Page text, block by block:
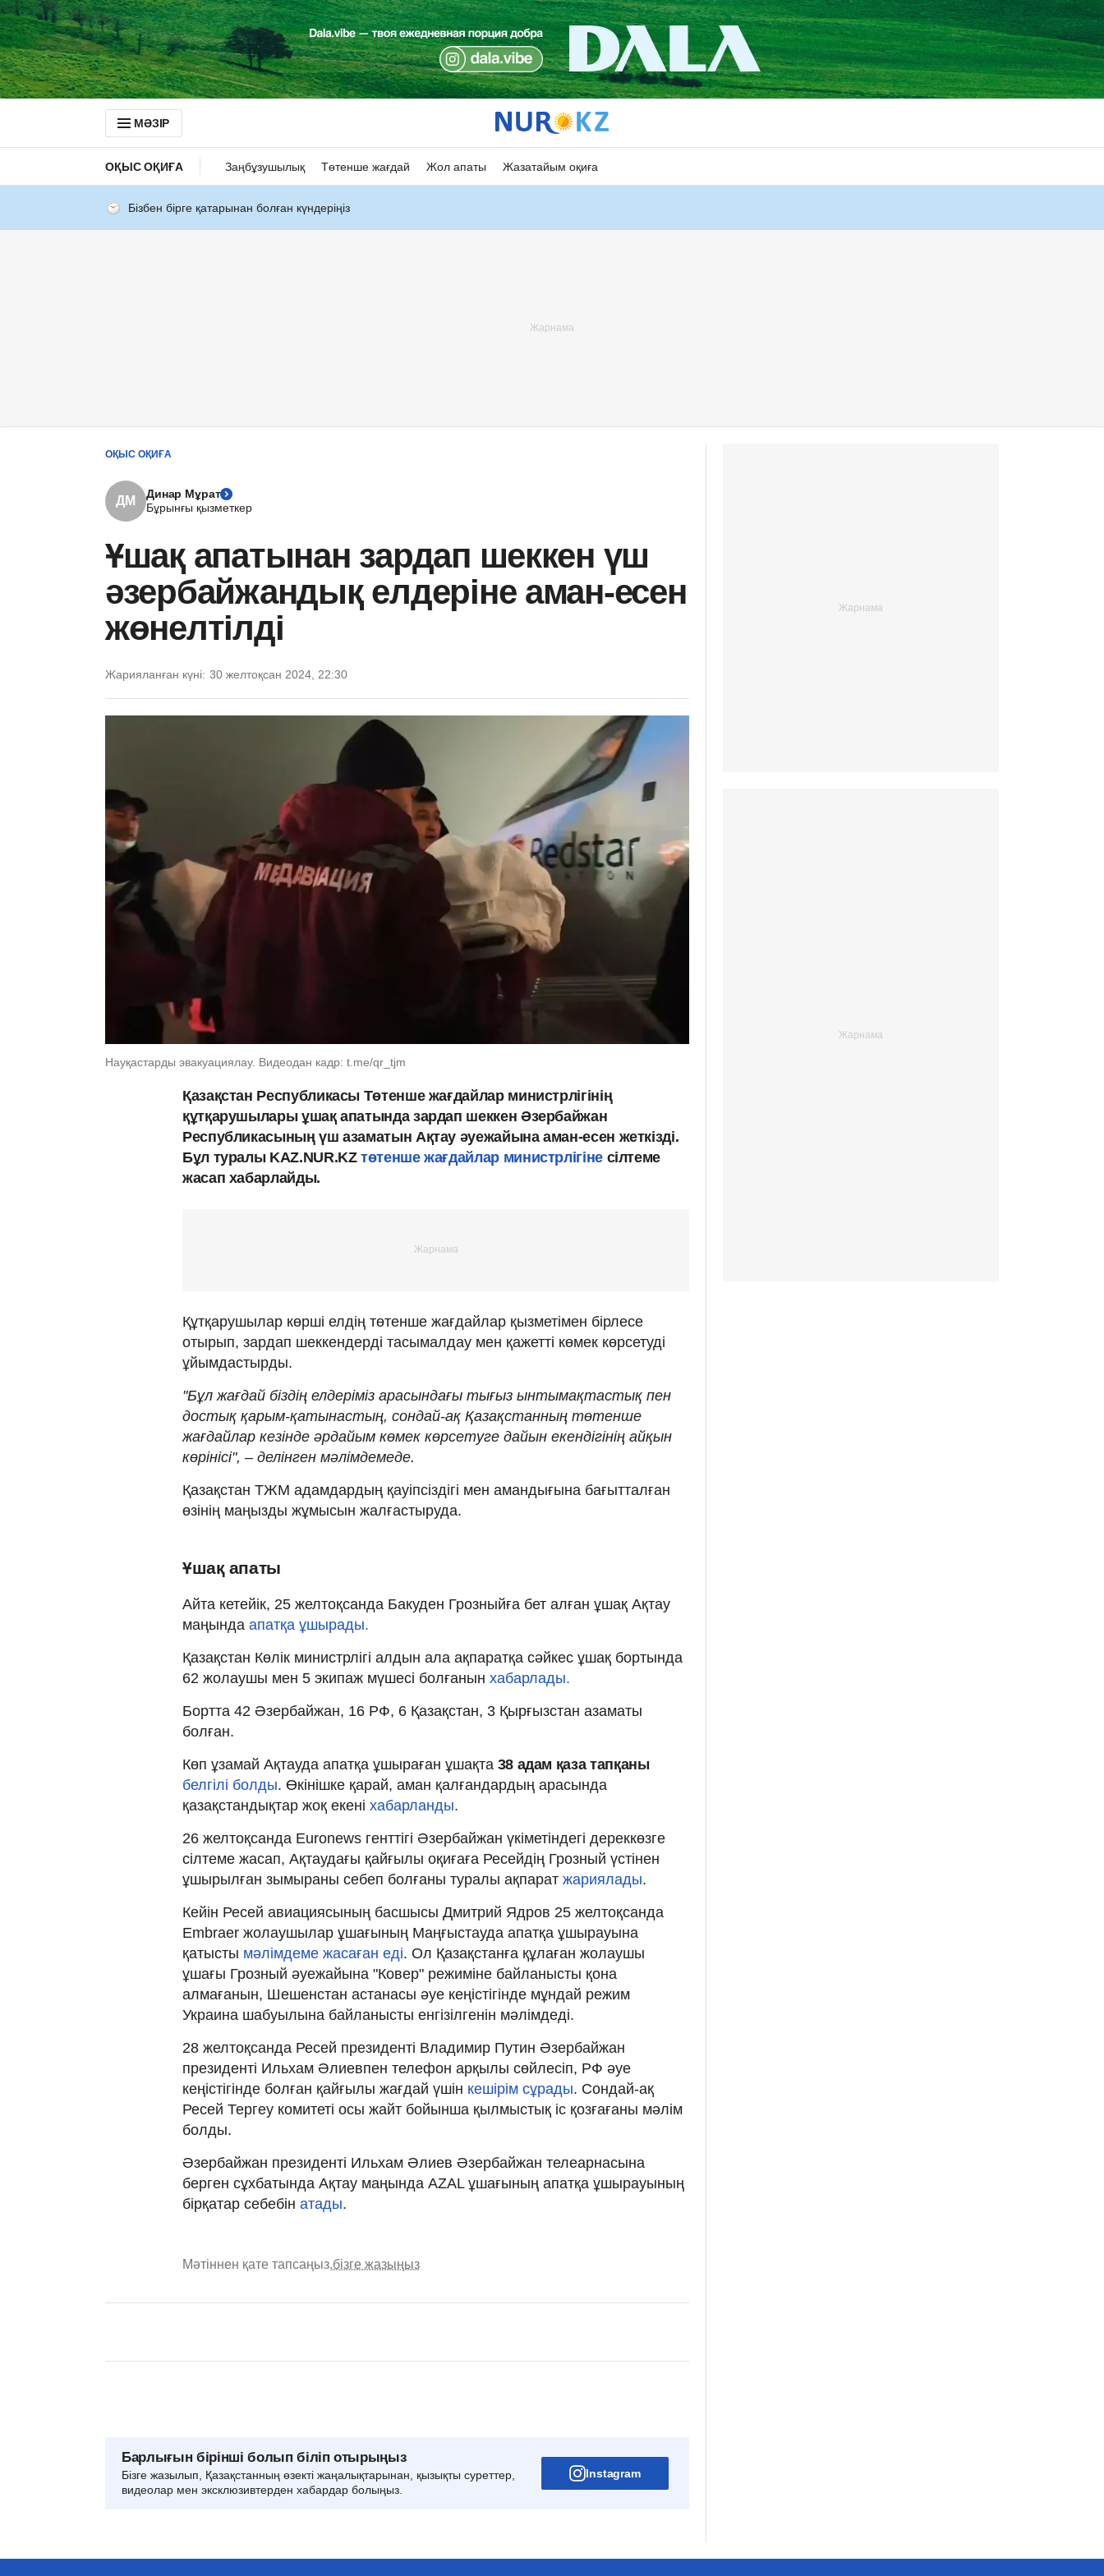
МӘЗІР
ОҚЫС ОҚИҒА Заңбұзушылық Төтенше жағдай Жол апаты Жазатайым оқиға
Бізбен бірге қатарынан болған күндеріңіз
ОҚЫС ОҚИҒА
ДМ
Динар Мұрат
Бұрынғы қызметкер
Ұшақ апатынан зардап шеккен үш
әзербайжандық елдеріне аман-есен
жөнелтілді
Жарияланған күні: 30 желтоқсан 2024, 22:30
Науқастарды эвакуациялау. Видеодан кадр: t.me/qr_tjm
Қазақстан Республикасы Төтенше жағдайлар министрлігінің
құтқарушылары ұшақ апатында зардап шеккен Әзербайжан
Республикасының үш азаматын Ақтау әуежайына аман-есен жеткізді.
Бұл туралы KAZ.NUR.KZтөтенше жағдайлар министрлігінесілтеме
жасап хабарлайды.
Құтқарушылар көрші елдің төтенше жағдайлар қызметімен бірлесе
отырып, зардап шеккендерді тасымалдау мен қажетті көмек көрсетуді
ұйымдастырды.
"Бұл жағдай біздің елдеріміз арасындағы тығыз ынтымақтастық пен
достық қарым-қатынастың, сондай-ақ Қазақстанның төтенше
жағдайлар кезінде әрдайым көмек көрсетуге дайын екендігінің айқын
көрінісі", – делінген мәлімдемеде.
Қазақстан ТЖМ адамдардың қауіпсіздігі мен амандығына бағытталған
өзінің маңызды жұмысын жалғастыруда.
Ұшақ апаты
Айта кетейік, 25 желтоқсанда Бакуден Грозныйға бет алған ұшақ Ақтау
маңында апатқа ұшырады.
Қазақстан Көлік министрлігі алдын ала ақпаратқа сәйкес ұшақ бортында
62 жолаушы мен 5 экипаж мүшесі болғанын хабарлады.
Бортта 42 Әзербайжан, 16 РФ, 6 Қазақстан, 3 Қырғызстан азаматы
болған.
Көп ұзамай Ақтауда апатқа ұшыраған ұшақта 38 адам қаза тапқаны
белгілі болды. Өкінішке қарай, аман қалғандардың арасында
қазақстандықтар жоқ екені хабарланды.
26 желтоқсанда Euronews генттігі Әзербайжан үкіметіндегі дереккөзге
сілтеме жасап, Ақтаудағы қайғылы оқиғаға Ресейдің Грозный үстінен
ұшырылған зымыраны себеп болғаны туралы ақпарат жариялады.
Кейін Ресей авиациясының басшысы Дмитрий Ядров 25 желтоқсанда
Embraer жолаушылар ұшағының Маңғыстауда апатқа ұшырауына
қатысты мәлімдеме жасаған еді. Ол Қазақстанға құлаған жолаушы
ұшағы Грозный әуежайына "Ковер" режиміне байланысты қона
алмағанын, Шешенстан астанасы әуе кеңістігінде мұндай режим
Украина шабуылына байланысты енгізілгенін мәлімдеді.
28 желтоқсанда Ресей президенті Владимир Путин Әзербайжан
президенті Ильхам Әлиевпен телефон арқылы сөйлесіп, РФ әуе
кеңістігінде болған қайғылы жағдай үшін кешірім сұрады. Сондай-ақ
Ресей Тергеу комитеті осы жайт бойынша қылмыстық іс қозғағаны мәлім
болды.
Әзербайжан президенті Ильхам Әлиев Әзербайжан телеарнасына
берген сұхбатында Ақтау маңында AZAL ұшағының апатқа ұшырауының
бірқатар себебін атады.
Мәтіннен қате тапсаңыз,бізге жазыңыз
Барлығын бірінші болып біліп отырыңыз
Бізге жазылып, Қазақстанның өзекті жаңалықтарынан, қызықты суреттер,
видеолар мен эксклюзивтерден хабардар болыңыз.
Instagram